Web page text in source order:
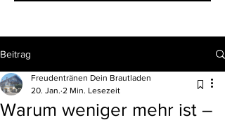
Beitrag
Warum weniger mehr ist –
Freudentränen Dein Brautladen
20. Jan. 2 Min. Lesezeit